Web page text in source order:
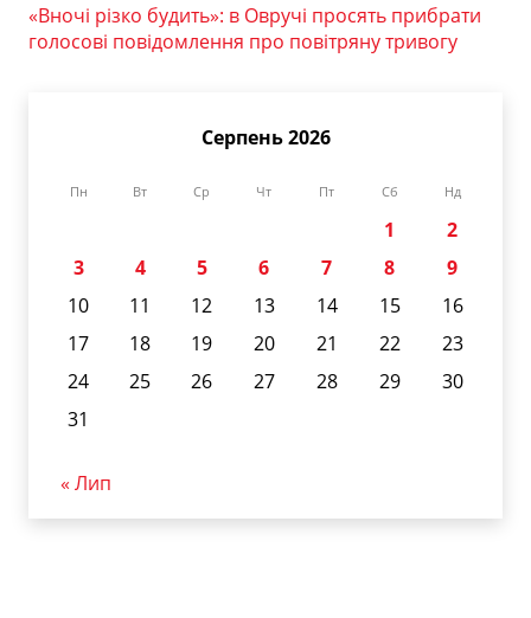
«Вночі різко будить»: в Овручі просять прибрати
голосові повідомлення про повітряну тривогу
Серпень 2026
Пн Вт Ср Чт Пт Сб Нд
1
2
3
4 5 6 7 8
9
10
11 12 13 14 15
16
17
18 19 20 21 22
23
24
25 26 27 28 29
30
31
« Лип